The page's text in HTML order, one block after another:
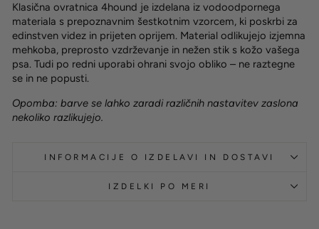
Klasična ovratnica 4hound je izdelana iz vodoodpornega
materiala s prepoznavnim šestkotnim vzorcem, ki poskrbi za
edinstven videz in prijeten oprijem. Material odlikujejo izjemna
mehkoba, preprosto vzdrževanje in nežen stik s kožo vašega
psa. Tudi po redni uporabi ohrani svojo obliko – ne raztegne
se in ne popusti.
Opomba: barve se lahko zaradi različnih nastavitev zaslona
nekoliko razlikujejo.
INFORMACIJE O IZDELAVI IN DOSTAVI
IZDELKI PO MERI